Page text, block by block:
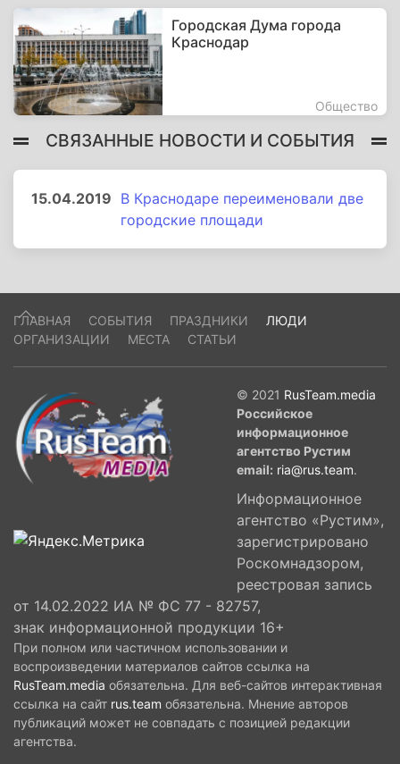
Городская Дума города
Краснодар
Общество
СВЯЗАННЫЕ НОВОСТИ И СОБЫТИЯ
15.04.2019 В Краснодаре переименовали две
городские площади
ГЛАВНАЯ СОБЫТИЯ ПРАЗДНИКИ
ЛЮДИ
ОРГАНИЗАЦИИ
МЕСТА СТАТЬИ
© 2021 RusTeam.media
Российское
информационное
агентство Рустим
email: ria@rus.team.
Информационное
агентство «Рустим»,
зарегистрировано
Роскомнадзором,
реестровая запись
от 14.02.2022 ИА № ФС 77 - 82757,
знак информационной продукции 16+
При полном или частичном использовании и
воспроизведении материалов сайтов ссылка на
RusTeam.media обязательна. Для веб-сайтов интерактивная
ссылка на сайт rus.team обязательна. Мнение авторов
публикаций может не совпадать с позицией редакции
агентства.